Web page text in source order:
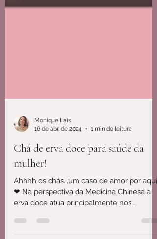
16 de abr. de 2024
1 min de leitura
Chá de erva doce para saúde da
mulher!
Ahhhh os chás...um caso de amor por aqui!
erva doce atua principalmente nos
meridianos de baço e...